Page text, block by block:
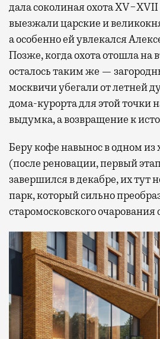
дала соколиная охота
выезжали царские и
а особенно ей увлекался
Позже, когда охота отошла на
осталось таким же —
москвичи убегали от летней
дома-курорта для этой точки
выдумка, а возвращение к
Беру кофе навынос в одном из
(после реновации, первый
завершился в декабре, их тут
парк, который сильно
старомосковского очарования